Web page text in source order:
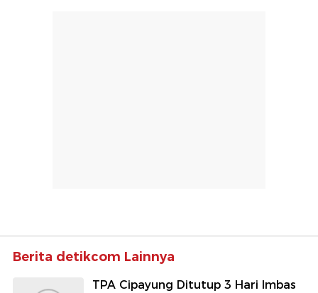
Berita detikcom Lainnya
TPA Cipayung Ditutup 3 Hari Imbas